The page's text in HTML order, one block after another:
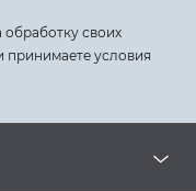
своих
принимаете условия